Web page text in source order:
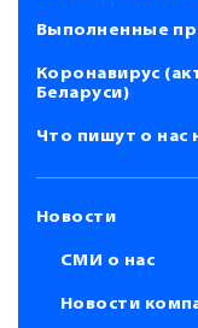
Выполненные
Коронавирус
Беларуси)
Что пишут о нас
Новости
СМИ о нас
Новости